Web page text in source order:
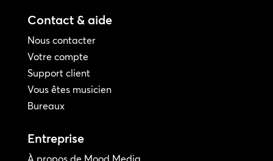
Contact & aide
Nous contacter
Votre compte
Support client
Vous êtes musicien
Bureaux
Entreprise